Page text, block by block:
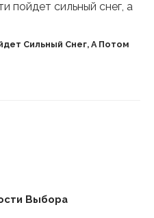
Сильный Снег, А Потом
Выбора